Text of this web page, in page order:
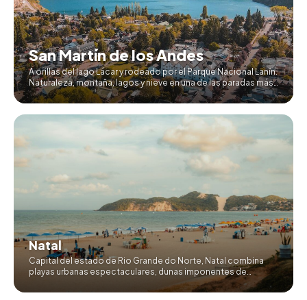
San Martín de los Andes
A orillas del lago Lácar y rodeado por el Parque Nacional Lanín.
Naturaleza, montaña, lagos y nieve en una de las paradas más
completas de la Patagonia.
Natal
Capital del estado de Rio Grande do Norte, Natal combina
playas urbanas espectaculares, dunas imponentes de
Genipabu y una ubicación estratégica para explorar todo el
nordeste brasileño.